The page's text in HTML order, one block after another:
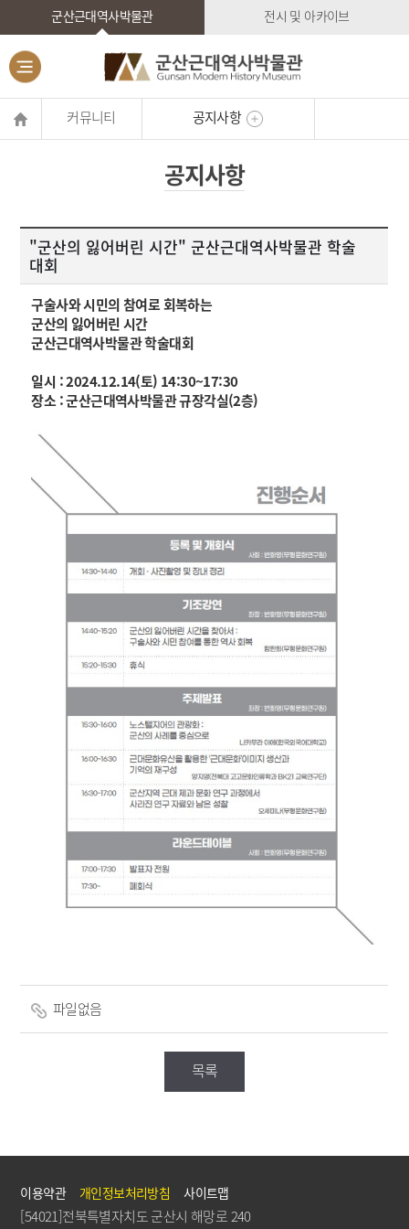
군산근대역사박물관 전시 및 아카이브
커뮤니티 공지사항
공지사항
"군산의 잃어버린 시간" 군산근대역사박물관 학술
대회
구술사와 시민의 참여로 회복하는
군산의 잃어버린 시간
군산근대역사박물관 학술대회
일시 : 2024.12.14(토) 14:30~17:30
장소 : 군산근대역사박물관 규장각실(2층)
파일없음
목록
이용약관 개인정보처리방침 사이트맵
[54021]전북특별자치도 군산시 해망로 240